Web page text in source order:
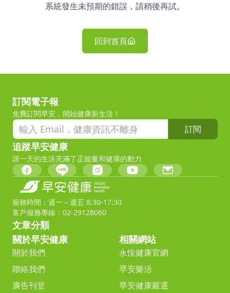
系統發生未預期的錯誤，請稍後再試。
回到首頁
訂閱電子報
免費訂閱早安，開始健康新生活！
訂閱
追蹤早安健康
讓一天的生活充滿了正能量和健康的動力
服務時間：週一～週五 8:30-17:30
客戶服務專線：02-29128060
文章分類
關於早安健康
關於我們
聯絡我們
廣告刊登
相關網站
永悅健康官網
早安樂活
早安健康嚴選